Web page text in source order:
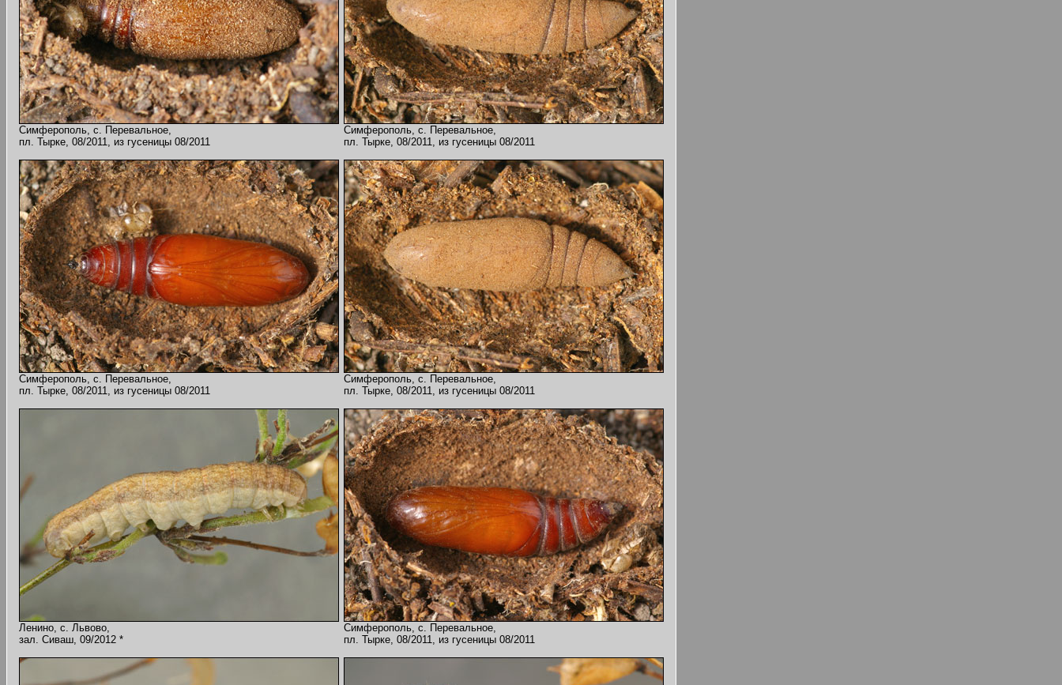
Симферополь, с. Перевальное,
пл. Тырке, 08/2011, из гусеницы 08/2011
Симферополь, с. Перевальное,
пл. Тырке, 08/2011, из гусеницы 08/2011
Симферополь, с. Перевальное,
пл. Тырке, 08/2011, из гусеницы 08/2011
Симферополь, с. Перевальное,
пл. Тырке, 08/2011, из гусеницы 08/2011
Ленино, с. Львово,
зал. Сиваш, 09/2012 *
Симферополь, с. Перевальное,
пл. Тырке, 08/2011, из гусеницы 08/2011